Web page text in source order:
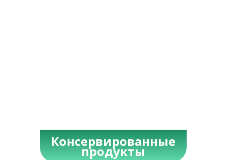
Консервированные
продукты